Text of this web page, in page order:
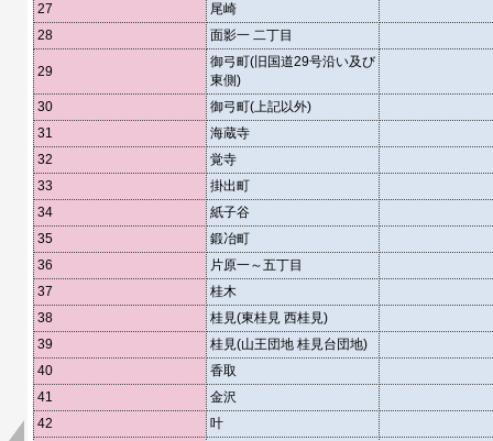
27
尾崎
28
面影一 二丁目
29
御弓町(旧国道29号沿い及び
東側)
30
御弓町(上記以外)
31
海蔵寺
32
覚寺
33
掛出町
34
紙子谷
35
鍛冶町
36
片原一～五丁目
37
桂木
38
桂見(東桂見 西桂見)
39
桂見(山王団地 桂見台団地)
40
香取
41
金沢
42
叶